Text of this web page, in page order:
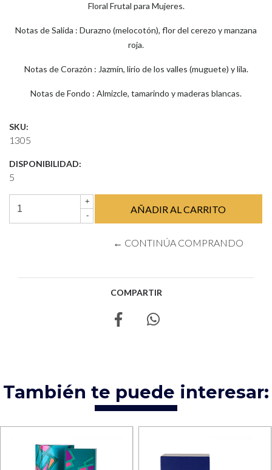
Floral Frutal para Mujeres.
Notas de Salida : Durazno (melocotón), flor del cerezo y manzana
roja.
Notas de Corazón : Jazmín, lirio de los valles (muguete) y lila.
Notas de Fondo : Almizcle, tamarindo y maderas blancas.
SKU:
1305
DISPONIBILIDAD:
5
+
-
← CONTINÚA COMPRANDO
COMPARTIR
También te puede interesar: